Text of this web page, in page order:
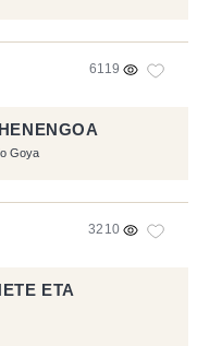
6119
Goya
3210
ETA